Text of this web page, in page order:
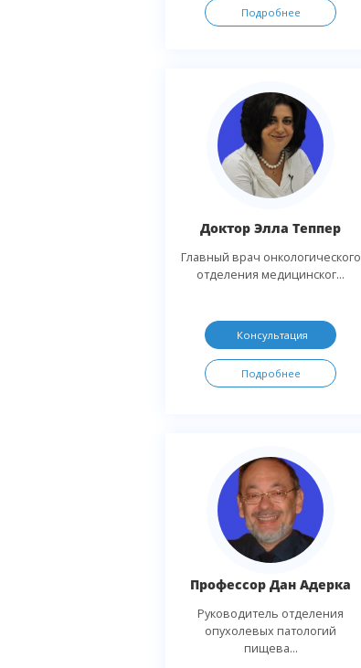
Подробнее
Доктор Элла Теппер
Главный врач онкологического
отделения медицинског...
Консультация
Подробнее
Профессор Дан Адерка
Руководитель отделения
опухолевых патологий
пищева...